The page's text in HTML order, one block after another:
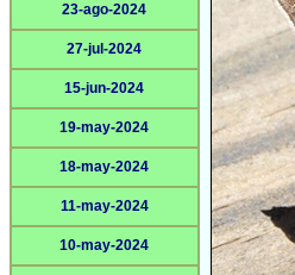
23-ago-2024
27-jul-2024
15-jun-2024
19-may-2024
18-may-2024
11-may-2024
10-may-2024